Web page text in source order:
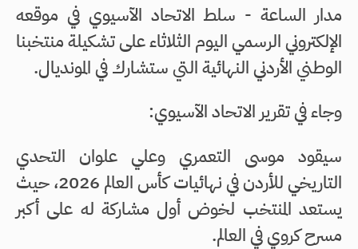
مدار الساعة - سلط الاتحاد الآسيوي في موقعه
الإلكتروني الرسمي اليوم الثلاثاء على تشكيلة منتخبنا
الوطني الأردني النهائية التي ستشارك في المونديال.
وجاء في تقرير الاتحاد الآسيوي:
سيقود موسى التعمري وعلي علوان التحدي
التاريخي للأردن في نهائيات كأس العالم 2026، حيث
يستعد المنتخب لخوض أول مشاركة له على أكبر
مسرح كروي في العالم.